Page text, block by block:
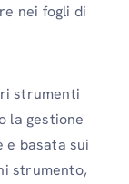
nei fogli di
strumenti
la gestione
e basata sui
strumento,